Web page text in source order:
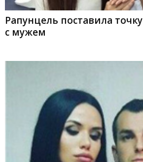
Рапунцель поставила
с мужем